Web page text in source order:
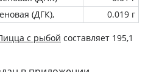
(ДГК),
0.019 г
с рыбой составляет 195,1